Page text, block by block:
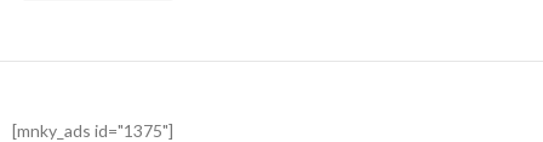
[mnky_ads id="1375"]